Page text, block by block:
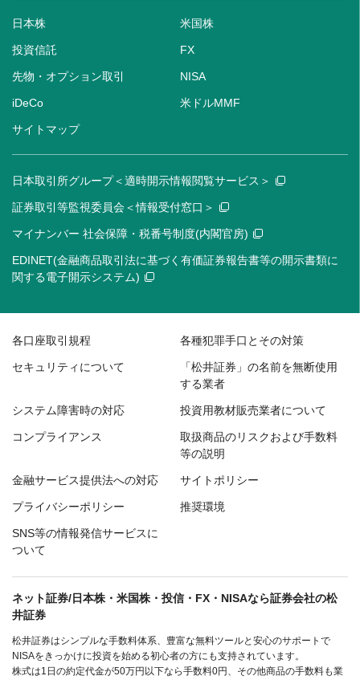
日本株 米国株
投資信託 FX
先物・オプション取引 NISA
iDeCo 米ドルMMF
サイトマップ
日本取引所グループ＜適時開示情報閲覧サービス＞
証券取引等監視委員会＜情報受付窓口＞
マイナンバー 社会保障・税番号制度(内閣官房)
EDINET(金融商品取引法に基づく有価証券報告書等の開示書類に
関する電子開示システム)
各口座取引規程 各種犯罪手口とその対策
セキュリティについて
「松井証券」の名前を無断使用
する業者
システム障害時の対応 投資用教材販売業者について
コンプライアンス
取扱商品のリスクおよび手数料
等の説明
金融サービス提供法への対応 サイトポリシー
プライバシーポリシー 推奨環境
SNS等の情報発信サービスに
ついて
ネット証券/日本株・米国株・投信・FX・NISAなら証券会社の松
井証券
松井証券はシンプルな手数料体系、豊富な無料ツールと安心のサポートで
NISAをきっかけに投資を始める初心者の方にも支持されています。
株式は1日の約定代金が50万円以下なら手数料0円、その他商品の手数料も業